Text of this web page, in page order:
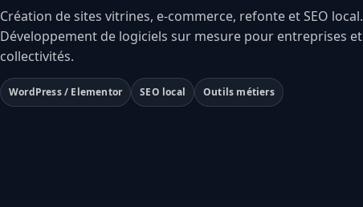
Création de sites vitrines, e-commerce, refonte et SEO local.
Développement de logiciels sur mesure pour entreprises et
collectivités.
WordPress / Elementor SEO local Outils métiers